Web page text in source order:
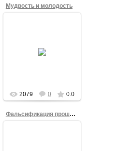
Мудрость и молодость
Александр Кравец и
молодой гражданский
2079 0 0.0
Фальсификация прошла нормально